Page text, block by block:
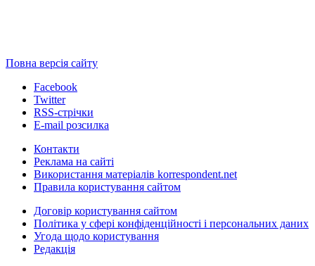
Повна версія сайту
Facebook
Twitter
RSS-стрічки
E-mail розсилка
Контакти
Реклама на сайті
Використання матеріалів korrespondent.net
Правила користування сайтом
Договір користування сайтом
Політика у сфері конфіденційності і персональних даних
Угода щодо користування
Редакція